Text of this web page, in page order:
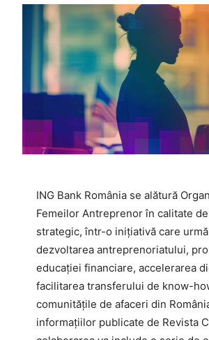
ING Bank România se alătură
Femeilor Antreprenor în calitate
strategic, într-o inițiativă care
dezvoltarea antreprenoriatului,
educației financiare, accelerarea
facilitarea transferului de know-
comunitățile de afaceri din
informațiilor publicate de Revista